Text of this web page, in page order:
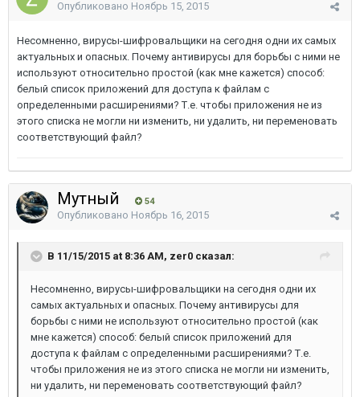
Опубликовано Ноябрь 15, 2015
Несомненно, вирусы-шифровальщики на сегодня одни их самых
актуальных и опасных. Почему антивирусы для борьбы с ними не
используют относительно простой (как мне кажется) способ:
белый список приложений для доступа к файлам с
определенными расширениями? Т.е. чтобы приложения не из
этого списка не могли ни изменить, ни удалить, ни переменовать
соответствующий файл?
Мутный 54
Опубликовано Ноябрь 16, 2015
В 11/15/2015 at 8:36 AM, zer0 сказал:
Несомненно, вирусы-шифровальщики на сегодня одни их
самых актуальных и опасных. Почему антивирусы для
борьбы с ними не используют относительно простой (как
мне кажется) способ: белый список приложений для
доступа к файлам с определенными расширениями? Т.е.
чтобы приложения не из этого списка не могли ни изменить,
ни удалить, ни переменовать соответствующий файл?